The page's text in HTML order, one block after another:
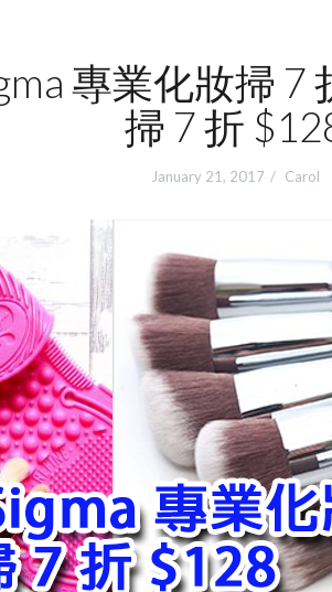
專業化妝掃 7
掃 7 折
January 21, 2017 Carol